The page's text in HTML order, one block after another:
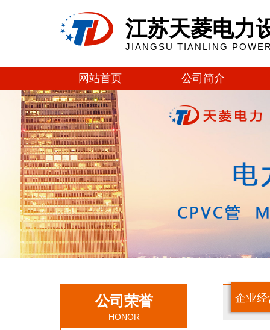
江苏天菱电力
JIANGSU TIANLING
网站首页 公司简介
公司荣誉
HONOR
企业